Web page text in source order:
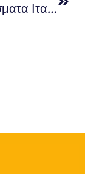
Αποτελέσματα Ιταλικών Diploma B2: 100%